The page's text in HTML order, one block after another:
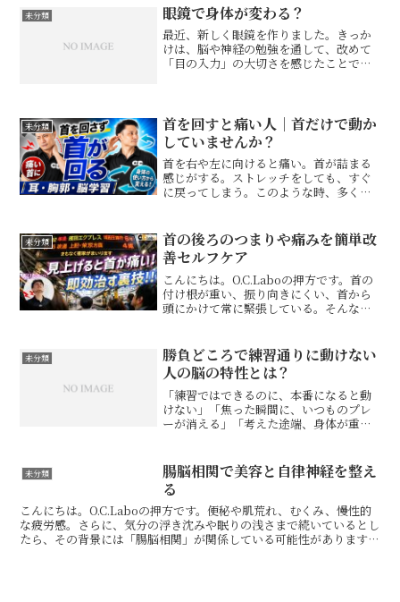
いていく、このシンプル...
未分類 眼鏡で身体が変わる？
最近、新しく眼鏡を作りました。きっか
けは、脳や神経の勉強を通して、改めて
「目の入力」の大切さを感じたことで
です。実際に使ってみて一番...
未分類
首を回すと痛い人｜首だけで動か
していませんか？
首を右や左に向けると痛い。首が詰まる
感じがする。ストレッチをしても、すぐ
に戻ってしまう。このような時、多くの
りません。手や足を動かす時も、体幹が
うまく使えているかで動き...
未分類
首の後ろのつまりや痛みを簡単改
善セルフケア
こんにちは。O.C.Laboの押方です。首の
付け根が重い、振り向きにくい、首から
頭にかけて常に緊張している。そんな状
つい筋肉や姿勢だけを疑いがちですが、
実は見落とされや...
未分類
勝負どころで練習通りに動けない
人の脳の特性とは？
「練習ではできるのに、本番になると動
けない」「焦った瞬間に、いつものプレ
ーが消える」「考えた途端、身体が重く
ん。仕事で考えることが増えると急に首
や肩がこる方。人前に出る...
未分類
腸脳相関で美容と自律神経を整え
る
こんにちは。O.C.Laboの押方です。便秘や肌荒れ、むくみ、慢性的
な疲労感。さらに、気分の浮き沈みや眠りの浅さまで続いているとし
たら、その背景には「腸脳相関」が関係している可能性があります。